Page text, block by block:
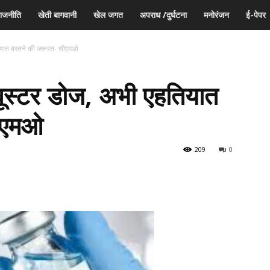
खेती बागवानी खेल जगत अपराध /दुर्घटना मनोरंजन ई-पेपर
बरतने की जरूरत- सीएमओ
डोज, अभी एहतियात
0
209